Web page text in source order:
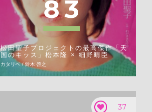
83
松田聖子プロジェクトの最高傑作「天
国のキッス」松本隆 × 細野晴臣
カタリベ / 鈴木 啓之
37